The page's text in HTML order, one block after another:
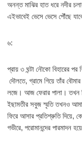
অনন্ত মাঝির হাত ধরে নদীর
এইভাবেই ভেসে ভেসে পৌঁছে
৬:
প্রায় ৩ ঘন্টা নৌকো বিহারের
দৌলতে, গ্রামে গিয়ে তাঁর
লজে। আজ ফেরার পালা। তখন
ইছামতীর সবুজ স্মৃতি তখনও
ফিরে আসার প্রতিশ্রুতি দিয়ে,
গভীরে, পরোমানন্দের পারমাদন